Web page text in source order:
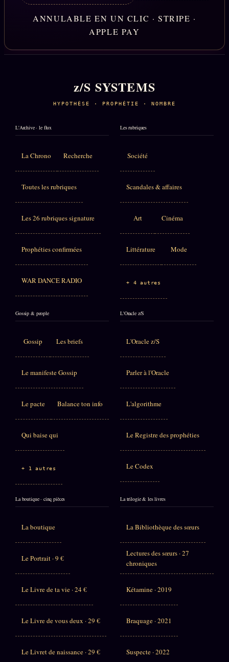
ANNULABLE EN UN CLIC · STRIPE ·
APPLE PAY
z/S SYSTEMS
HYPOTHÈSE · PROPHÉTIE · NOMBRE
L'Archive · le flux
La Chrono Recherche
Toutes les rubriques
Les 26 rubriques signature
Prophéties confirmées
WAR DANCE RADIO
Les rubriques
Société
Scandales & affaires
Art Cinéma
Littérature Mode
+ 4 autres
Gossip & people
Gossip Les briefs
Le manifeste Gossip
Le pacte Balance ton info
Qui baise qui
+ 1 autres
L'Oracle z/S
L'Oracle z/S
Parler à l'Oracle
L'algorithme
Le Registre des prophéties
Le Codex
La boutique · cinq pièces
La boutique
Le Portrait · 9 €
Le Livre de ta vie · 24 €
Le Livre de vous deux · 29 €
Le Livret de naissance · 29 €
La trilogie & les livres
La Bibliothèque des sœurs
Lectures des sœurs · 27
chroniques
Kétamine · 2019
Braquage · 2021
Suspecte · 2022